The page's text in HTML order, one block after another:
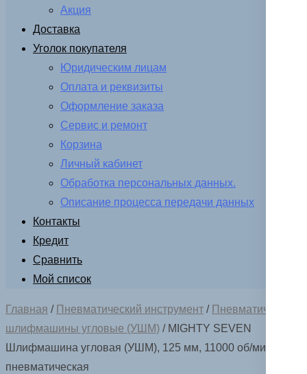
Акция
Доставка
Уголок покупателя
Юридическим лицам
Оплата и реквизиты
Оформление заказа
Сервис и ремонт
Корзина
Личный кабинет
Обработка персональных данных.
Описание процесса передачи данных
Контакты
Кредит
Сравнить
Мой список
Главная / Пневматический инструмент / Пневматические
шлифмашины угловые (УШМ) / MIGHTY SEVEN
Шлифмашина угловая (УШМ), 125 мм, 11000 об/мин,
пневматическая